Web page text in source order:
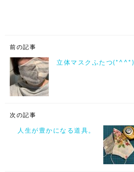
前の記事
立体マスクふたつ(*^^*)
次の記事
人生が豊かになる道具。